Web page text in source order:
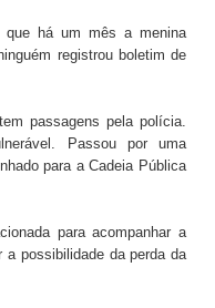
que há um mês a menina
registrou boletim de
passagens pela polícia.
Passou por uma
para a Cadeia Pública
para acompanhar a
possibilidade da perda da